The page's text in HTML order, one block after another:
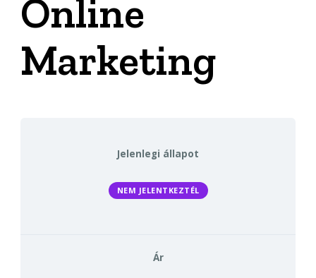
Online
Marketing
Jelenlegi állapot
NEM JELENTKEZTÉL
Ár